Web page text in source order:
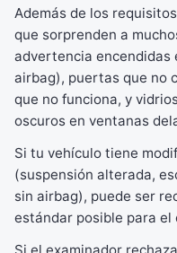
Además de los
que sorprenden a
advertencia encendidas
airbag), puertas que no
que no funciona, y
oscuros en ventanas
Si tu vehículo tiene
(suspensión alterada,
sin airbag), puede ser
estándar posible para el